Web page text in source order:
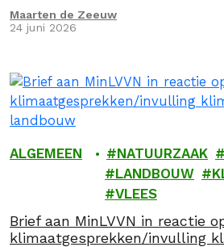
Maarten de Zeeuw
24 juni 2026
ALGEMEEN NATUURZAAK
LANDBOUW
VLEES
Brief aan MinLVVN in reactie
klimaatgesprekken/invulling